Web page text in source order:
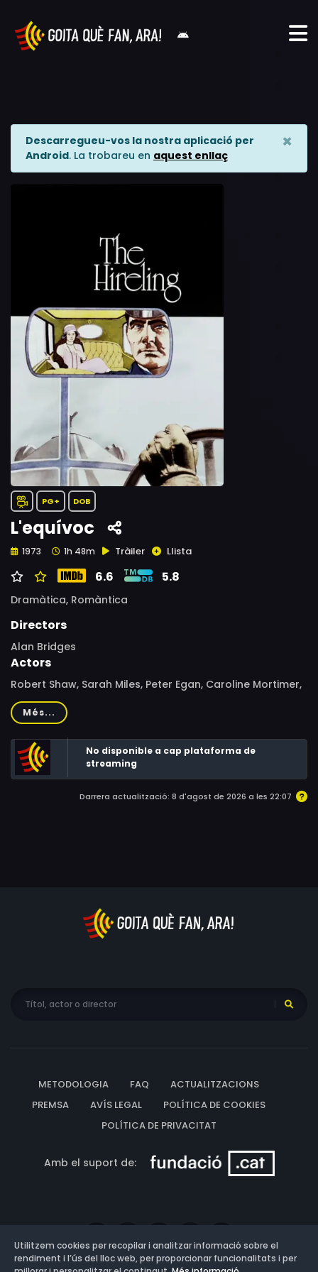
Descarregueu-vos la nostra aplicació per
Android. La trobareu en aquest enllaç
×
PG+ DOB
L'equívoc
1973 1h 48m Tràiler Llista
6.6 5.8
Dramàtica, Romàntica
Directors
Alan Bridges
Actors
Robert Shaw, Sarah Miles, Peter Egan, Caroline Mortimer,
Elizabeth Sellars, Ian Hogg, Lyndon Brook, Patricia
Lawrence, Petra Markham, Christine Hargreaves, Alison
Leggatt, Alec Wallis
Més...
No disponible a cap plataforma de
streaming
Darrera actualització: 8 d'agost de 2026 a les 22:07
METODOLOGIA FAQ
ACTUALITZACIONS
PREMSA
AVÍS LEGAL
POLÍTICA DE COOKIES
POLÍTICA DE PRIVACITAT
Amb el suport de:
Utilitzem cookies per recopilar i analitzar informació sobre el
rendiment i l’ús del lloc web, per proporcionar funcionalitats i per